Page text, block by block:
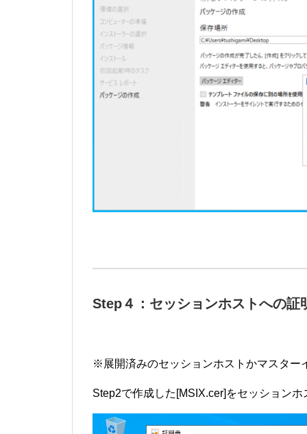
Step４：セッションホストへの証
※展開済みのセッションホストかマスター
Step2で作成した[MSIX.cer]をセッション